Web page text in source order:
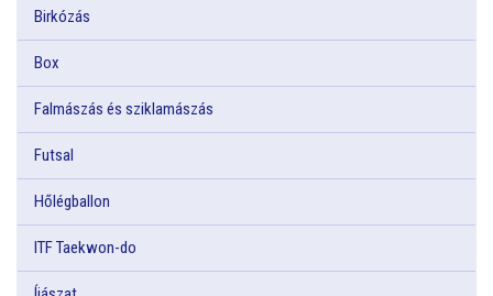
Birkózás
Box
Falmászás és sziklamászás
Futsal
Hőlégballon
ITF Taekwon-do